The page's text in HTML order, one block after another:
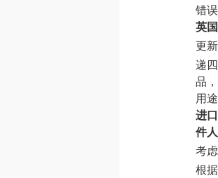
错
英国
更
递
品
用
进
件
考
根